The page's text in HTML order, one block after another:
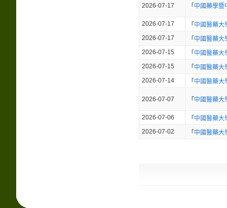
2026-07-17 「 中國藥學暨
2026-07-17 「 中國醫藥大
2026-07-17
「 中國醫藥大
2026-07-15
「 中國醫藥大
2026-07-15
「 中國醫藥大
2026-07-14
「 中國醫藥大
2026-07-07 「 中國醫藥大
2026-07-06 「 中國醫藥大
2026-07-02
「 中國醫藥大